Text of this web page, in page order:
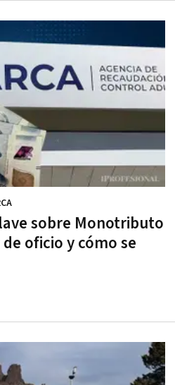
sobre Monotributo
oficio y cómo se